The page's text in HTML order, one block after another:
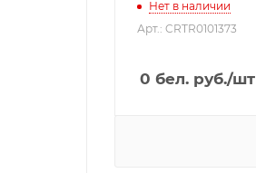
Нет в наличии
Арт.: CRTR0101373
0 бел. руб./шт